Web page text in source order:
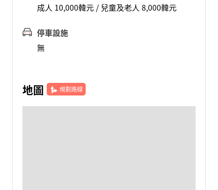
成人 10,000韓元 / 兒童及老人 8,000韓元
停車設施
無
地圖 規劃路線